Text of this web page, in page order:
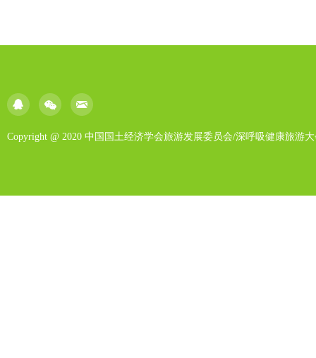
Copyright @ 2020 中国国土经济学会旅游发展委员会/深呼吸健康旅游